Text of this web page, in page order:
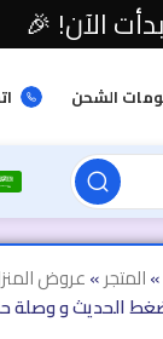
الشحن
»المتجر»عروض
الحديث و وصلة حنفية
الآن! 🎉